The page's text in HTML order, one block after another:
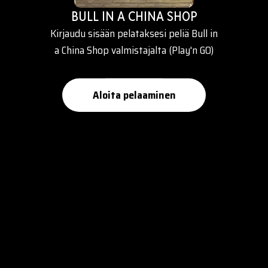
BULL IN A CHINA SHOP
Kirjaudu sisään pelataksesi peliä Bull in
a China Shop valmistajalta (Play'n GO)
Aloita pelaaminen